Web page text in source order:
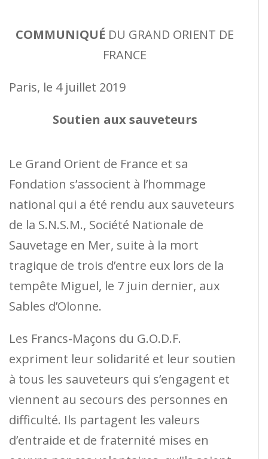
COMMUNIQUÉ DU GRAND ORIENT DE
FRANCE
Paris, le 4 juillet 2019
Soutien aux sauveteurs
Le Grand Orient de France et sa
Fondation s’associent à l’hommage
national qui a été rendu aux sauveteurs
de la S.N.S.M., Société Nationale de
Sauvetage en Mer, suite à la mort
tragique de trois d’entre eux lors de la
tempête Miguel, le 7 juin dernier, aux
Sables d’Olonne.
Les Francs-Maçons du G.O.D.F.
expriment leur solidarité et leur soutien
à tous les sauveteurs qui s’engagent et
viennent au secours des personnes en
difficulté. Ils partagent les valeurs
d’entraide et de fraternité mises en